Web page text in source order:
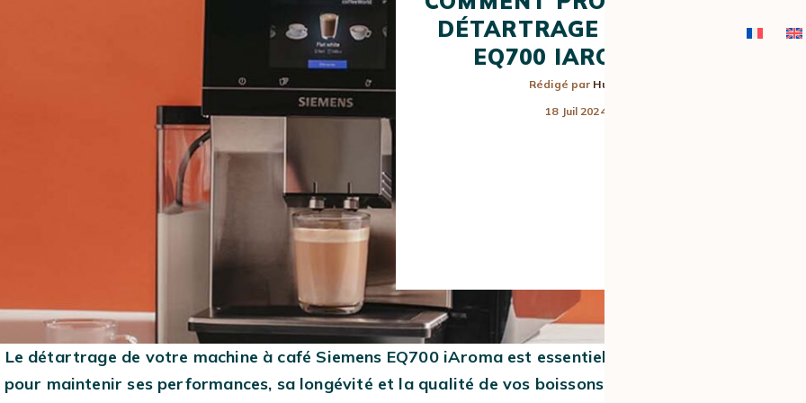
MACHINES À CAFÉ
CAPSULES
DOSETTES
DÉTARTRAGE SIEMENS
EQ700 IAROMA ?
Rédigé par Hugo
18 Juil 2024
Le détartrage de votre machine à café Siemens EQ700 iAroma est essentiel
pour maintenir ses performances, sa longévité et la qualité de vos boissons.